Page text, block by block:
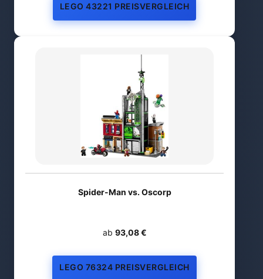
LEGO 43221 PREISVERGLEICH
Spider-Man vs. Oscorp
ab 93,08 €
LEGO 76324 PREISVERGLEICH